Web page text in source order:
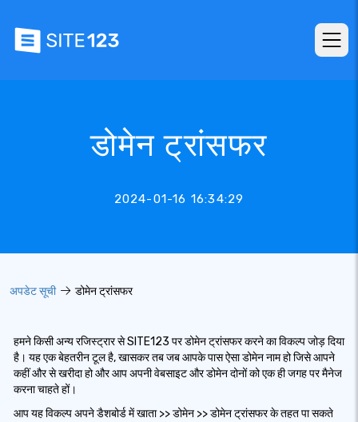
डोमेन ट्रांसफर
2024-01-16 16:34:29
अपडेट सूची डोमेन ट्रांसफर
हमने किसी अन्य रजिस्ट्रार से SITE123 पर डोमेन ट्रांसफर करने का विकल्प जोड़ दिया
है। यह एक बेहतरीन टूल है, खासकर तब जब आपके पास ऐसा डोमेन नाम हो जिसे आपने
कहीं और से खरीदा हो और आप अपनी वेबसाइट और डोमेन दोनों को एक ही जगह पर मैनेज
करना चाहते हों।
आप यह विकल्प अपने डैशबोर्ड में खाता >> डोमेन >> डोमेन ट्रांसफर के तहत पा सकते